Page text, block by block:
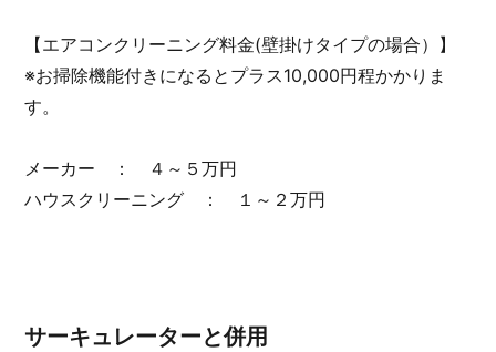
【エアコンクリーニング料金(壁掛けタイプの場合）】
※お掃除機能付きになるとプラス10,000円程かかりま
す。
メーカー ： ４～５万円
ハウスクリーニング ： １～２万円
サーキュレーターと併用